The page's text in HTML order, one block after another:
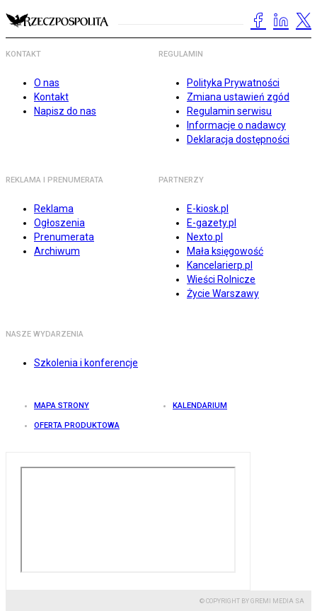
KONTAKT
O nas
Kontakt
Napisz do nas
REGULAMIN
Polityka Prywatności
Zmiana ustawień zgód
Regulamin serwisu
Informacje o nadawcy
Deklaracja dostępności
REKLAMA I PRENUMERATA
Reklama
Ogłoszenia
Prenumerata
Archiwum
PARTNERZY
E-kiosk.pl
E-gazety.pl
Nexto.pl
Mała księgowość
Kancelarierp.pl
Wieści Rolnicze
Życie Warszawy
NASZE WYDARZENIA
Szkolenia i konferencje
MAPA STRONY KALENDARIUM
OFERTA PRODUKTOWA
© COPYRIGHT BY GREMI MEDIA SA